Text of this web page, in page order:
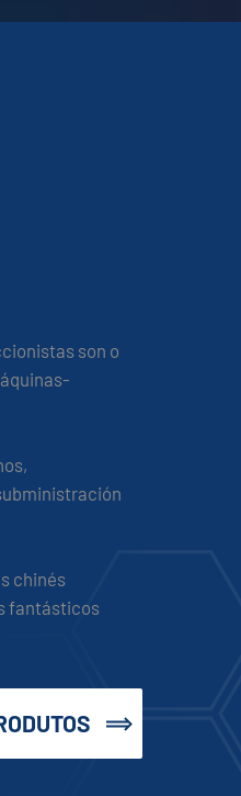
son o
chinés
fantásticos